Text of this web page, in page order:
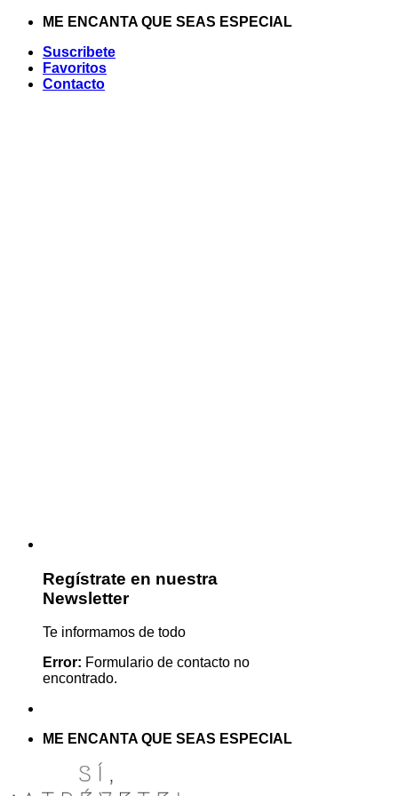
Saltar
contenido
ME ENCANTA QUE SEAS ESPECIAL
Suscribete
Favoritos
Contacto
Regístrate en nuestra
Newsletter
Te informamos de todo
Error: Formulario de contacto no
encontrado.
ME ENCANTA QUE SEAS ESPECIAL